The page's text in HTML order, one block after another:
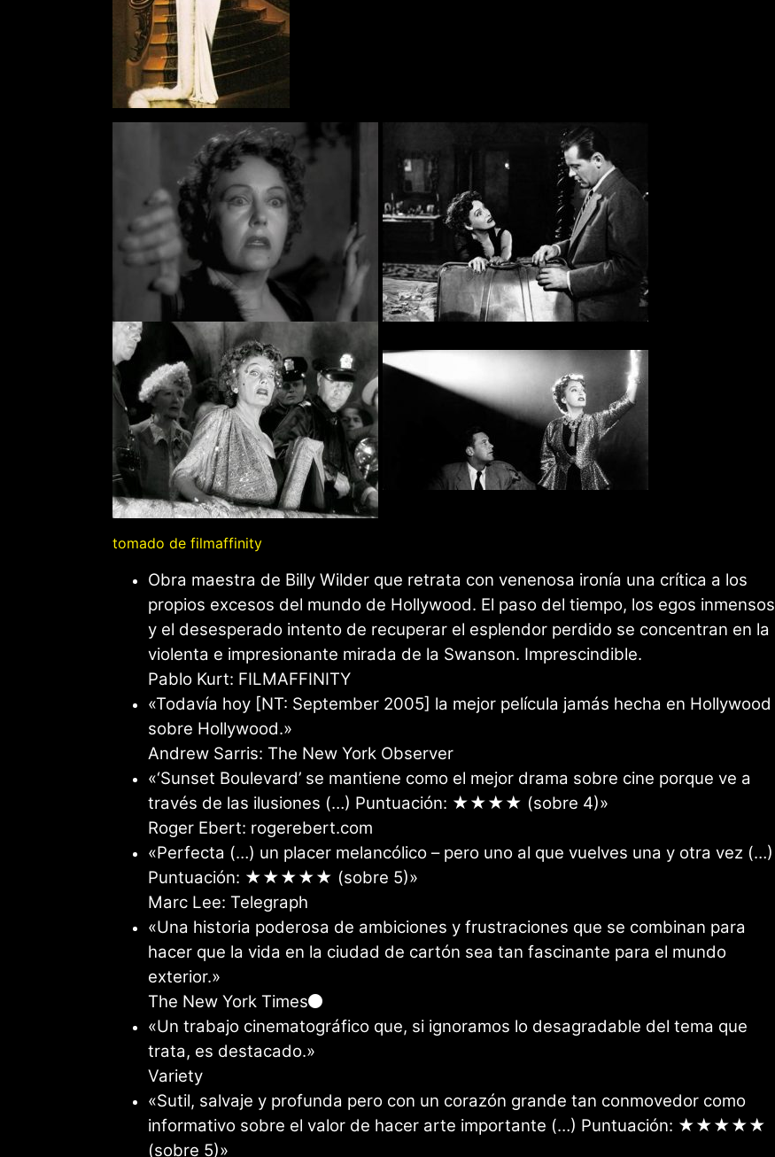
tomado de filmaffinity
Obra maestra de Billy Wilder que retrata con venenosa ironía una crítica a los
propios excesos del mundo de Hollywood. El paso del tiempo, los egos inmensos
y el desesperado intento de recuperar el esplendor perdido se concentran en la
violenta e impresionante mirada de la Swanson. Imprescindible.
Pablo Kurt: FILMAFFINITY
«Todavía hoy [NT: September 2005] la mejor película jamás hecha en Hollywood
sobre Hollywood.»
Andrew Sarris: The New York Observer
«‘Sunset Boulevard’ se mantiene como el mejor drama sobre cine porque ve a
través de las ilusiones (…) Puntuación: ★★★★ (sobre 4)»
Roger Ebert: rogerebert.com
«Perfecta (…) un placer melancólico – pero uno al que vuelves una y otra vez (…)
Puntuación: ★★★★★ (sobre 5)»
Marc Lee: Telegraph
«Una historia poderosa de ambiciones y frustraciones que se combinan para
hacer que la vida en la ciudad de cartón sea tan fascinante para el mundo
exterior.»
The New York Times
«Un trabajo cinematográfico que, si ignoramos lo desagradable del tema que
trata, es destacado.»
Variety
«Sutil, salvaje y profunda pero con un corazón grande tan conmovedor como
informativo sobre el valor de hacer arte importante (…) Puntuación: ★★★★★
(sobre 5)»